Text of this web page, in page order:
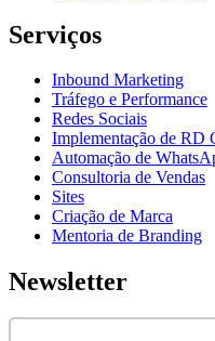
Serviços
Inbound Marketing
Tráfego e Performance
Redes Sociais
Implementação de RD
Automação de
Consultoria de Vendas
Sites
Criação de Marca
Mentoria de Branding
Newsletter
Assine nossa newsletter para